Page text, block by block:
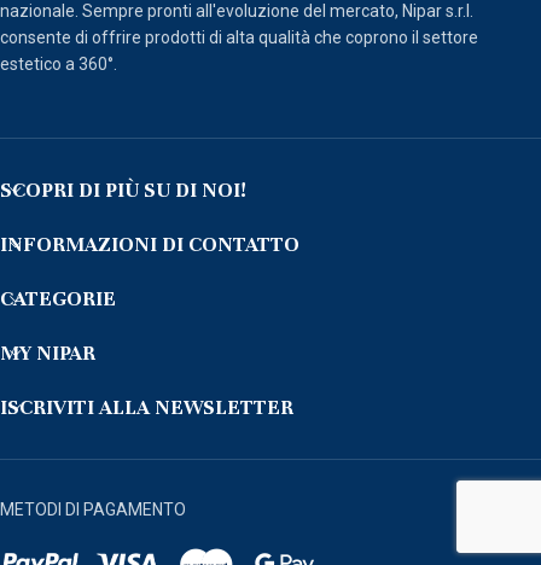
nazionale. Sempre pronti all'evoluzione del mercato, Nipar s.r.l.
consente di offrire prodotti di alta qualità che coprono il settore
estetico a 360°.
SCOPRI DI PIÙ SU DI NOI!
INFORMAZIONI DI CONTATTO
CATEGORIE
MY NIPAR
ISCRIVITI ALLA NEWSLETTER
METODI DI PAGAMENTO